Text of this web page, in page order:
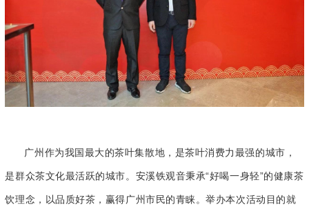
广州作为我国最大的茶叶集散地，是茶叶消费力最强的城市，
是群众茶文化最活跃的城市。安溪铁观音秉承“好喝一身轻”的健康茶
饮理念，以品质好茶，赢得广州市民的青睐。举办本次活动目的就